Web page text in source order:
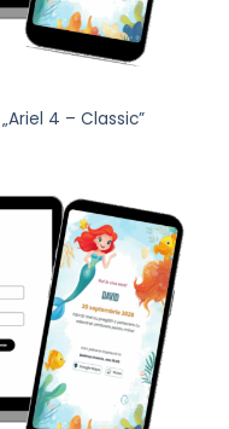
4 – Classic”